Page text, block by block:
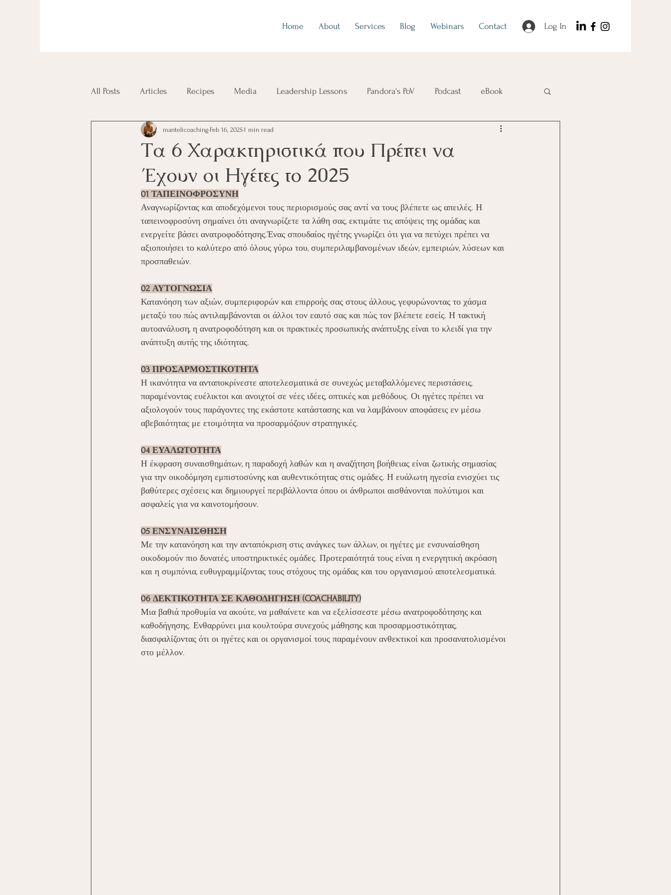
Home About Services Blog Webinars Contact Log In
All Posts Articles Recipes Media Leadership Lessons Pandora's PoV Podcast eBook
Diplomas and Certificates
Τα 6 Χαρακτηριστικά που Πρέπει να
Έχουν οι Ηγέτες το 2025
mantelicoaching Feb 16, 20251 min read
01 ΤΑΠΕΙΝΟΦΡΟΣΥΝΗ
Αναγνωρίζοντας και αποδεχόμενοι τους περιορισμούς σας αντί να τους βλέπετε ως απειλές. Η
ταπεινοφροσύνη σημαίνει ότι αναγνωρίζετε τα λάθη σας, εκτιμάτε τις απόψεις της ομάδας και
ενεργείτε βάσει ανατροφοδότησης.Ένας σπουδαίος ηγέτης γνωρίζει ότι για να πετύχει πρέπει να
αξιοποιήσει το καλύτερο από όλους γύρω του, συμπεριλαμβανομένων ιδεών, εμπειριών, λύσεων και
προσπαθειών.
02 ΑΥΤΟΓΝΩΣΙΑ
Κατανόηση των αξιών, συμπεριφορών και επιρροής σας στους άλλους, γεφυρώνοντας το χάσμα
μεταξύ του πώς αντιλαμβάνονται οι άλλοι τον εαυτό σας και πώς τον βλέπετε εσείς. Η τακτική
αυτοανάλυση, η ανατροφοδότηση και οι πρακτικές προσωπικής ανάπτυξης είναι το κλειδί για την
ανάπτυξη αυτής της ιδιότητας.
03 ΠΡΟΣΑΡΜΟΣΤΙΚΟΤΗΤΑ
Η ικανότητα να ανταποκρίνεστε αποτελεσματικά σε συνεχώς μεταβαλλόμενες περιστάσεις,
παραμένοντας ευέλικτοι και ανοιχτοί σε νέες ιδέες, οπτικές και μεθόδους. Οι ηγέτες πρέπει να
αξιολογούν τους παράγοντες της εκάστοτε κατάστασης και να λαμβάνουν αποφάσεις εν μέσω
αβεβαιότητας με ετοιμότητα να προσαρμόζουν στρατηγικές.
04 ΕΥΑΛΩΤΟΤΗΤΑ
Η έκφραση συναισθημάτων, η παραδοχή λαθών και η αναζήτηση βοήθειας είναι ζωτικής σημασίας
για την οικοδόμηση εμπιστοσύνης και αυθεντικότητας στις ομάδες. Η ευάλωτη ηγεσία ενισχύει τις
βαθύτερες σχέσεις και δημιουργεί περιβάλλοντα όπου οι άνθρωποι αισθάνονται πολύτιμοι και
ασφαλείς για να καινοτομήσουν.
05 ΕΝΣΥΝΑΙΣΘΗΣΗ
Με την κατανόηση και την ανταπόκριση στις ανάγκες των άλλων, οι ηγέτες με ενσυναίσθηση
οικοδομούν πιο δυνατές, υποστηρικτικές ομάδες. Προτεραιότητά τους είναι η ενεργητική ακρόαση
και η συμπόνια, ευθυγραμμίζοντας τους στόχους της ομάδας και του οργανισμού αποτελεσματικά.
06 ΔΕΚΤΙΚΟΤΗΤΑ ΣΕ ΚΑΘΟΔΗΓΗΣΗ (COACHABILITY)
Μια βαθιά προθυμία να ακούτε, να μαθαίνετε και να εξελίσσεστε μέσω ανατροφοδότησης και
καθοδήγησης. Ενθαρρύνει μια κουλτούρα συνεχούς μάθησης και προσαρμοστικότητας,
διασφαλίζοντας ότι οι ηγέτες και οι οργανισμοί τους παραμένουν ανθεκτικοί και προσανατολισμένοι
στο μέλλον.